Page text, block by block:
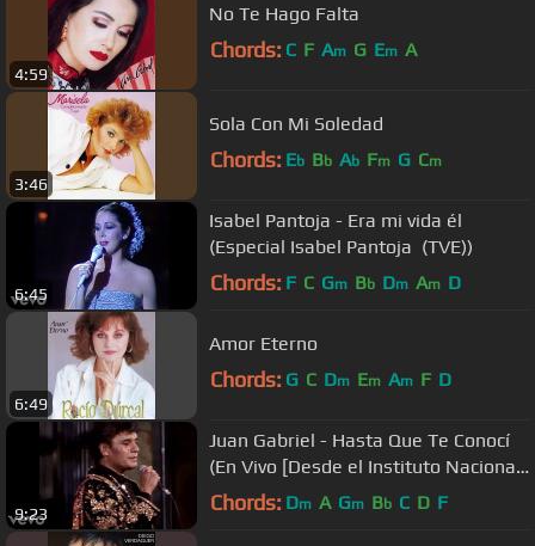
4:59
No Te Hago Falta
Chords: C F Am G Em A
3:46
Sola Con Mi Soledad
Chords: Eb Bb Ab Fm G Cm
6:45
Isabel Pantoja - Era mi vida él
(Especial Isabel Pantoja (TVE))
Chords: F C Gm Bb Dm Am D
6:49
Amor Eterno
Chords: G C Dm Em Am F D
9:23
Juan Gabriel - Hasta Que Te Conocí
(En Vivo [Desde el Instituto Nacional
de Bellas Artes])
Chords: Dm A Gm Bb C D F